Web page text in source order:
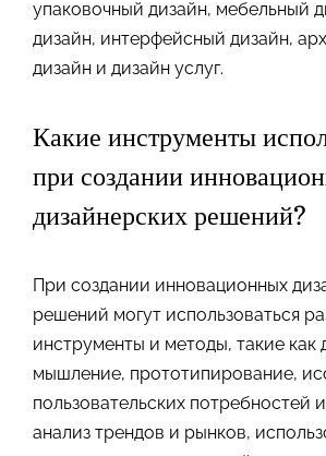
упаковочный дизайн, мебельный
дизайн, интерфейсный дизайн,
дизайн и дизайн услуг.
Какие инструменты
при создании
дизайнерских решений?
При создании инновационных
решений могут использоваться
инструменты и методы, такие как
мышление, прототипирование,
пользовательских потребностей
анализ трендов и рынков,